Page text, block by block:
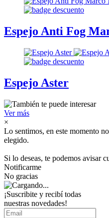
Espejo Anti Fog
Espejo Aster
Ver más
×
Lo sentimos, en este momento
elegido.
Si lo deseas, te podemos avisar
Notificarme
No gracias
¡Suscribite y recibí todas
nuestras novedades!